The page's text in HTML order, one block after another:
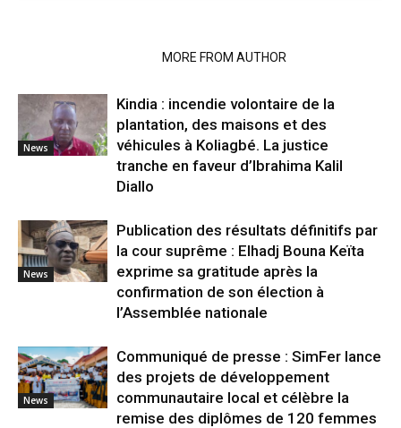
MORE FROM AUTHOR
News
Kindia : incendie volontaire de la
plantation, des maisons et des
véhicules à Koliagbé. La justice
tranche en faveur d’Ibrahima Kalil
Diallo
News
Publication des résultats définitifs par
la cour suprême : Elhadj Bouna Keïta
exprime sa gratitude après la
confirmation de son élection à
l’Assemblée nationale
News
Communiqué de presse : SimFer lance
des projets de développement
communautaire local et célèbre la
remise des diplômes de 120 femmes